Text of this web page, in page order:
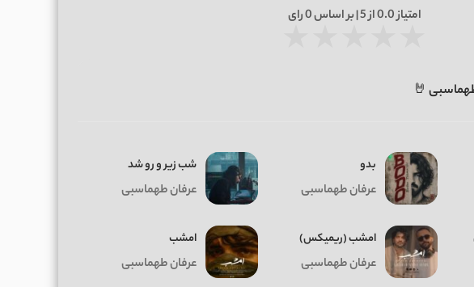
امتیاز0.0از 5 | بر اساس 0رای
🤘
بدو
عرفان طهماسبی
شب زیر و رو شد
عرفان طهماسبی
امشب (ریمیکس)
عرفان طهماسبی
امشب
عرفان طهماسبی